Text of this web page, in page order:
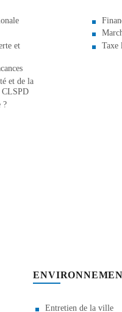
et
et de la
CLSPD
?
Taxe
Entretien de la ville